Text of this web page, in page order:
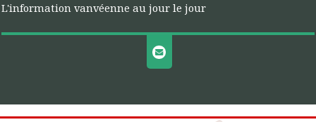
L'information vanvéenne au jour le jour